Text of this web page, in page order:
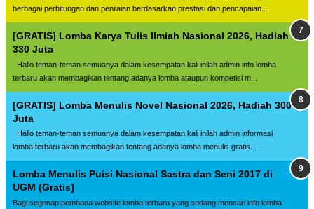
berbagai perhitungan dan penilaian berdasarkan prestasi dan pencapaian...
[GRATIS] Lomba Karya Tulis Ilmiah Nasional 2026, Hadiah
330 Juta
Hallo teman-teman semuanya dalam kesempatan kali inilah admin info lomba
terbaru akan membagikan tentang adanya lomba ataupun kompetisi m...
[GRATIS] Lomba Menulis Novel Nasional 2026, Hadiah 300
Juta
Hallo teman-teman semuanya dalam kesempatan kali inilah admin informasi
lomba terbaru akan membagikan tentang adanya lomba menulis gratis...
Lomba Menulis Puisi Nasional Sastra dan Seni 2017 di
UGM (Gratis]
Bagi segenap pembaca website lomba terbaru yang sedang mencari info lomba